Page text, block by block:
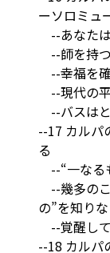
ーソロミュ
--あなた
--師を持
--幸福を
--現代の
--バスは
--17 カルパ
る
--“一なる
--幾多の
の”を知り
--覚醒し
--18 カルパ